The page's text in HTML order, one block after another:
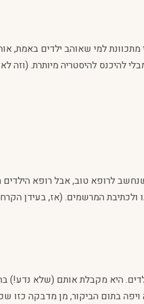
מתכוונת למי שאוהב ילדים
להיכנס להיסטריה מיותרת.
לרופא טוב, אבל רופא
ולכתיבת המרשמים. (אז, בעידן
היא מקבלת אותם (שלא
בתום הביקור, מן מדבקה כזו